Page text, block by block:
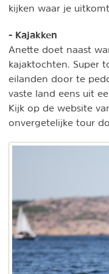
kijken waar je uitkomt.
- Kajakken
Anette doet naast
kajaktochten. Super
eilanden door te
vaste land eens uit
Kijk op de website
onvergetelijke tour